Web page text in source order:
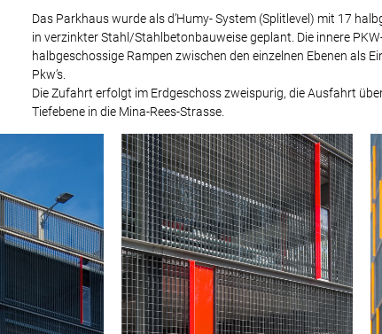
Das Parkhaus wurde als d’Humy- System (Splitlevel) mit 17
in verzinkter Stahl/Stahlbetonbauweise geplant. Die innere
halbgeschossige Rampen zwischen den einzelnen Ebenen als
Pkw’s.
Die Zufahrt erfolgt im Erdgeschoss zweispurig, die Ausfahrt
Tiefebene in die Mina-Rees-Strasse.